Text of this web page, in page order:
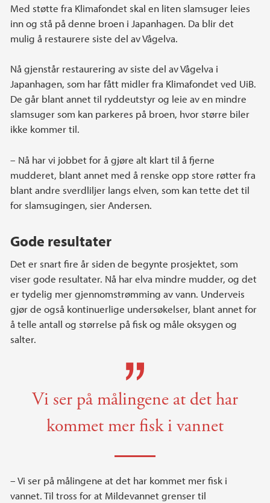
Med støtte fra Klimafondet skal en liten slamsuger leies
inn og stå på denne broen i Japanhagen. Da blir det
mulig å restaurere siste del av Vågelva.
Nå gjenstår restaurering av siste del av Vågelva i
Japanhagen, som har fått midler fra Klimafondet ved UiB.
De går blant annet til ryddeutstyr og leie av en mindre
slamsuger som kan parkeres på broen, hvor større biler
ikke kommer til.
– Nå har vi jobbet for å gjøre alt klart til å fjerne
mudderet, blant annet med å renske opp store røtter fra
blant andre sverdliljer langs elven, som kan tette det til
for slamsugingen, sier Andersen.
Gode resultater
Det er snart fire år siden de begynte prosjektet, som
viser gode resultater. Nå har elva mindre mudder, og det
er tydelig mer gjennomstrømming av vann. Underveis
gjør de også kontinuerlige undersøkelser, blant annet for
å telle antall og størrelse på fisk og måle oksygen og
salter.
Vi ser på målingene at det har
kommet mer fisk i vannet
– Vi ser på målingene at det har kommet mer fisk i
vannet. Til tross for at Mildevannet grenser til